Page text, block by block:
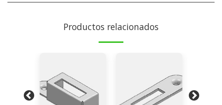
Productos relacionados